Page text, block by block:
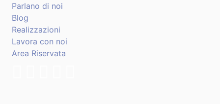
Parlano di noi
Blog
Realizzazioni
Lavora con noi
Area Riservata